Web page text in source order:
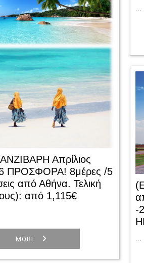
…
Απρίλιος
ΠΡΟΣΦΟΡΑ! 8μέρες /5
από Αθήνα. Τελική
από 1,115€
MORE
-
…